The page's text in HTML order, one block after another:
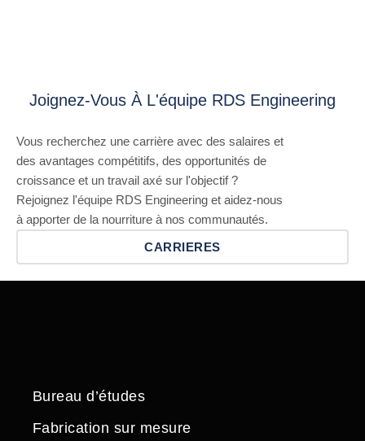
Joignez-Vous À L'équipe RDS Engineering
Vous recherchez une carrière avec des salaires et
des avantages compétitifs, des opportunités de
croissance et un travail axé sur l'objectif ?
Rejoignez l'équipe RDS Engineering et aidez-nous
à apporter de la nourriture à nos communautés.
CARRIERES
Bureau d’études
Fabrication sur mesure